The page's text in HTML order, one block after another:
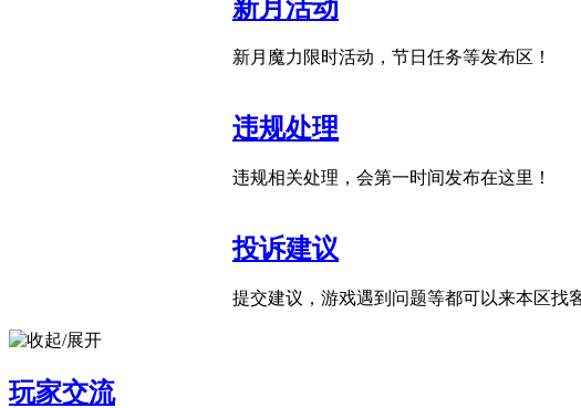
新月活动
新月魔力限时活动，节日任务等发布区！
违规处理
违规相关处理，会第一时间发布在这里！
投诉建议
提交建议，游戏遇到问题等都可以来本区找
玩家交流